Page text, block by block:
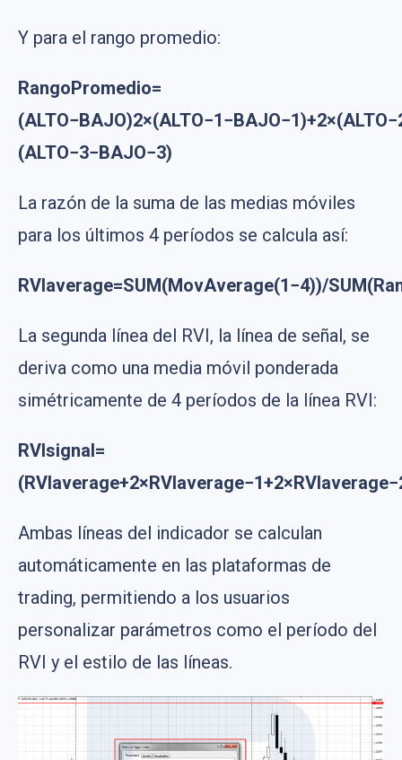
Y para el rango promedio:
RangoPromedio=
(ALTO−3−BAJO−3)
La razón de la suma de las medias móviles
para los últimos 4 períodos se calcula así:
RVIaverage=SUM(MovAverage(1−4))/
La segunda línea del RVI, la línea de señal, se
deriva como una media móvil ponderada
simétricamente de 4 períodos de la línea RVI:
RVIsignal=
Ambas líneas del indicador se calculan
automáticamente en las plataformas de
trading, permitiendo a los usuarios
personalizar parámetros como el período del
RVI y el estilo de las líneas.